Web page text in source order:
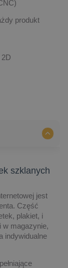
produkt
szklanych
jest
Część
plakiet, i
w magazynie,
indywidualne